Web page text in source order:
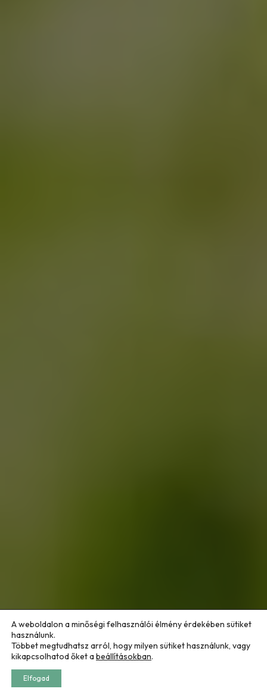
A weboldalon a minőségi felhasználói élmény érdekében sütiket
használunk.
Többet megtudhatsz arról, hogy milyen sütiket használunk, vagy
kikapcsolhatod őket abeállításokban.
Elfogad